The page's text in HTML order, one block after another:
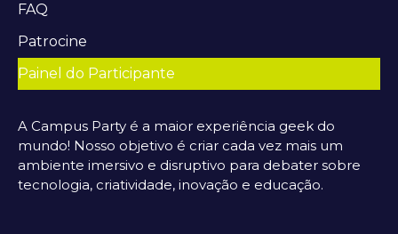
FAQ
Patrocine
Painel do Participante
A Campus Party é a maior experiência geek do
mundo! Nosso objetivo é criar cada vez mais um
ambiente imersivo e disruptivo para debater sobre
tecnologia, criatividade, inovação e educação.